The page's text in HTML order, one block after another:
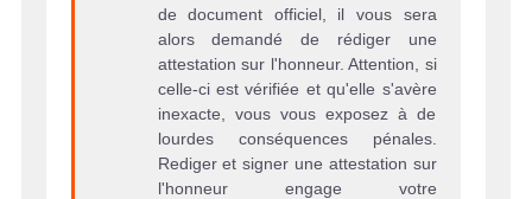
de document officiel, il vous sera
alors demandé de rédiger une
attestation sur l'honneur. Attention, si
celle-ci est vérifiée et qu'elle s'avère
inexacte, vous vous exposez à de
lourdes conséquences pénales.
Rediger et signer une attestation sur
l'honneur engage votre